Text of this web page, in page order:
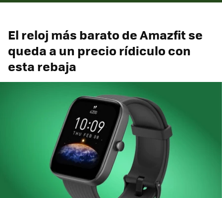
El reloj más barato de Amazfit se
queda a un precio rídiculo con
esta rebaja